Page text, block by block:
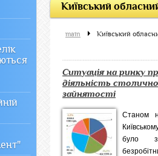
Київський
main Київський
Ситуація на ринку
діяльність
зайнятості
Станом
було